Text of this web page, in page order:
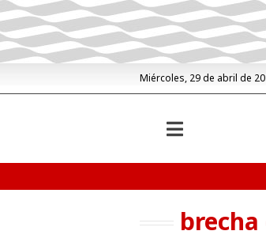
Miércoles, 29 de abril de